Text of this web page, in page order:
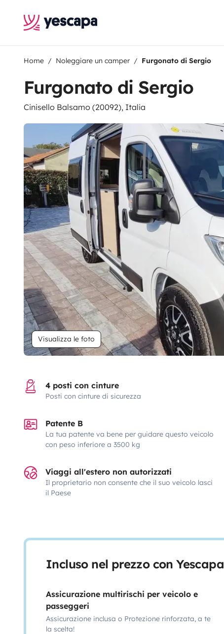
Home Noleggiare un camper Furgonato di Sergio
Furgonato di Sergio
Cinisello Balsamo (20092), Italia
Visualizza le foto
4 posti con cinture
Posti con cinture di sicurezza
Patente B
La tua patente va bene per guidare questo veicolo
con peso inferiore a 3500 kg
Viaggi all'estero non autorizzati
Il proprietario non consente che il suo veicolo lasci
il Paese
Incluso nel prezzo con Yescapa
Assicurazione multirischi per veicolo e
passeggeri
Assicurazione inclusa o Protezione rinforzata, a te
la scelta!